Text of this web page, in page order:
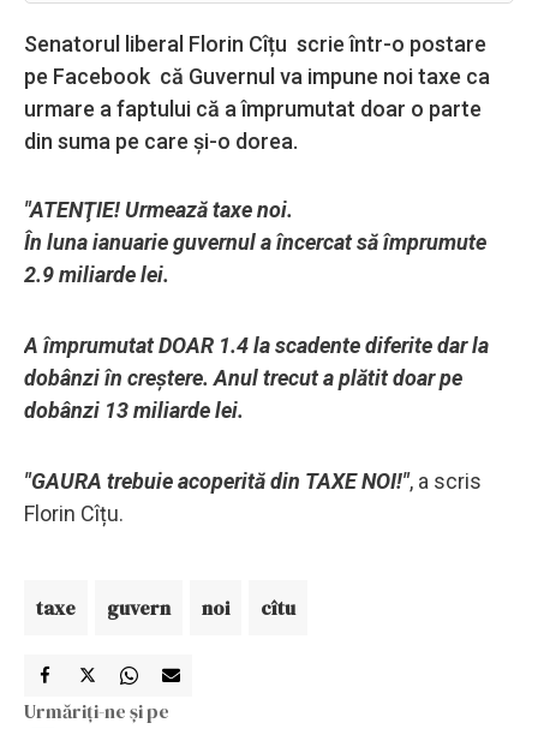
Senatorul liberal Florin Cîțu scrie într-o postare
pe Facebook că Guvernul va impune noi taxe ca
urmare a faptului că a împrumutat doar o parte
din suma pe care şi-o dorea.
"ATENŢIE! Urmează taxe noi.
În luna ianuarie guvernul a încercat să împrumute
2.9 miliarde lei.
A împrumutat DOAR 1.4 la scadente diferite dar la
dobânzi în creştere. Anul trecut a plătit doar pe
dobânzi 13 miliarde lei.
"GAURA trebuie acoperită din TAXE NOI!", a scris
Florin Cîțu.
taxe guvern noi cîtu
Urmăriți-ne și pe